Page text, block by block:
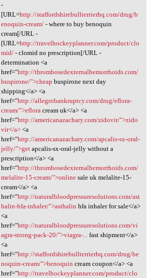
-
[URL=http://staffordshirebullterrierhq.com/drug/b
enoquin-cream/- where to buy benoquin
cream[/URL -
[URL=http://travelhockeyplanner.com/product/clo
mid/- clomid no prescription[/URL -
determination <a
href="http://thrombosedexternalhemorrhoids.com/
buspirone/">cheap buspirone next day
shipping</a> <a
href="http://allegrobankruptcy.com/drug/eflora-
cream/">efloracream uk</a> <a
href="http://americanazachary.com/zidovir/">zido
vir</a><a
href="http://americanazachary.com/apcalis-sx-oral-
jelly/">getapcalis-sx-oral-jelly without a
prescription</a> <a
href="http://thrombosedexternalhemorrhoids.com/
melalite-15-cream/">onlinesale uk melalite-15-
cream</a> <a
href="http://naturalbloodpressuresolutions.com/ast
halin-hfa-inhaler/">asthalin hfa inhaler for sale</a>
<a
href="http://naturalbloodpressuresolutions.com/vi
agra-strong-pack-20/">viagra-...fast shipment</a>
<a
href="http://staffordshirebullterrierhq.com/drug/be
noquin-cream/">benoquin cream coupon</a> <a
href="http://travelhockeyplanner.com/product/clo